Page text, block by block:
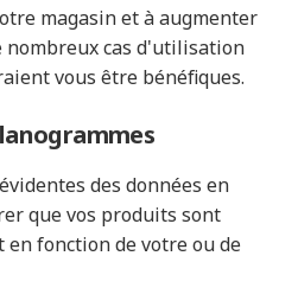
magasin et à augmenter
nombreux cas d'utilisation
vous être bénéfiques.
des données en
que vos produits sont
en fonction de votre ou de